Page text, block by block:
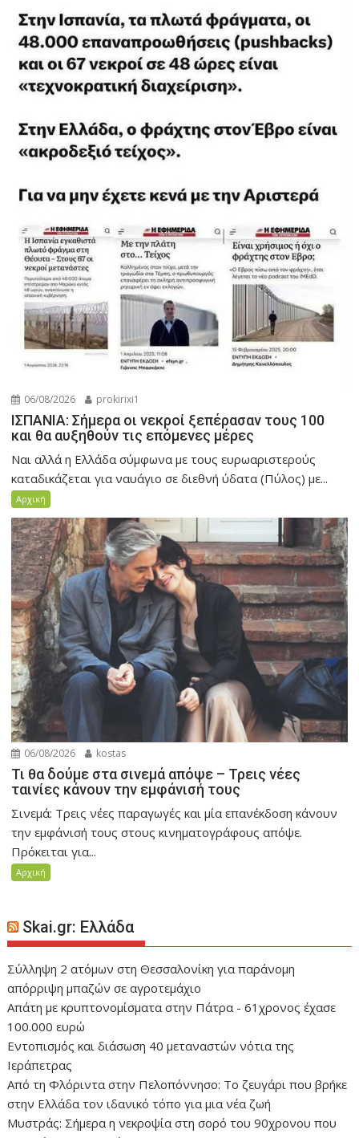
06/08/2026 prokirixi1
ΙΣΠΑΝΙΑ: Σήμερα οι νεκροί ξεπέρασαν τους 100
και θα αυξηθούν τις επόμενες μέρες
Ναι αλλά η Ελλάδα σύμφωνα με τους ευρωαριστερούς
καταδικάζεται για ναυάγιο σε διεθνή ύδατα (Πύλος) με...
Αρχική
06/08/2026 kostas
Τι θα δούμε στα σινεμά απόψε – Τρεις νέες
ταινίες κάνουν την εμφάνισή τους
Σινεμά: Τρεις νέες παραγωγές και μία επανέκδοση κάνουν
την εμφάνισή τους στους κινηματογράφους απόψε.
Πρόκειται για...
Αρχική
Skai.gr: Ελλάδα
Σύλληψη 2 ατόμων στη Θεσσαλονίκη για παράνομη
απόρριψη μπαζών σε αγροτεμάχιο
Απάτη με κρυπτονομίσματα στην Πάτρα - 61χρονος έχασε
100.000 ευρώ
Εντοπισμός και διάσωση 40 μεταναστών νότια της
Ιεράπετρας
Από τη Φλόριντα στην Πελοπόννησο: Το ζευγάρι που βρήκε
στην Ελλάδα τον ιδανικό τόπο για μια νέα ζωή
Mυστράς: Σήμερα η νεκροψία στη σορό του 90χρονου που